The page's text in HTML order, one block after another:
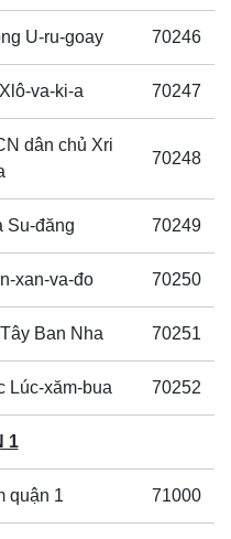
U-ru-goay 70246
va-ki-a 70247
dân chủ Xri
70248
Su-đăng 70249
xan-va-đo 70250
Ban Nha 70251
Lúc-xăm-bua 70252
1
quận 1 71000